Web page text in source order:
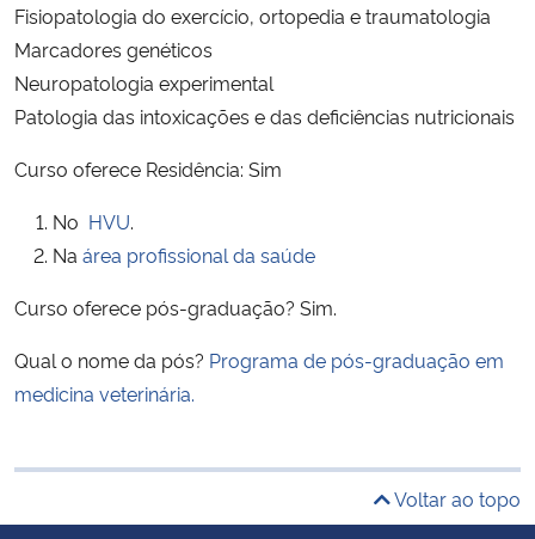
Fisiopatologia do exercício, ortopedia e traumatologia
Marcadores genéticos
Neuropatologia experimental
Patologia das intoxicações e das deficiências nutricionais
Curso oferece Residência: Sim
No HVU.
Na área profissional da saúde
Curso oferece pós-graduação? Sim.
Qual o nome da pós? Programa de pós-graduação em
medicina veterinária.
Voltar ao topo